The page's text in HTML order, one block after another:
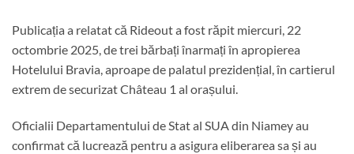
Publicația a relatat că Rideout a fost răpit miercuri, 22
octombrie 2025, de trei bărbați înarmați în apropierea
Hotelului Bravia, aproape de palatul prezidențial, în cartierul
extrem de securizat Château 1 al orașului.
Oficialii Departamentului de Stat al SUA din Niamey au
confirmat că lucrează pentru a asigura eliberarea sa și au